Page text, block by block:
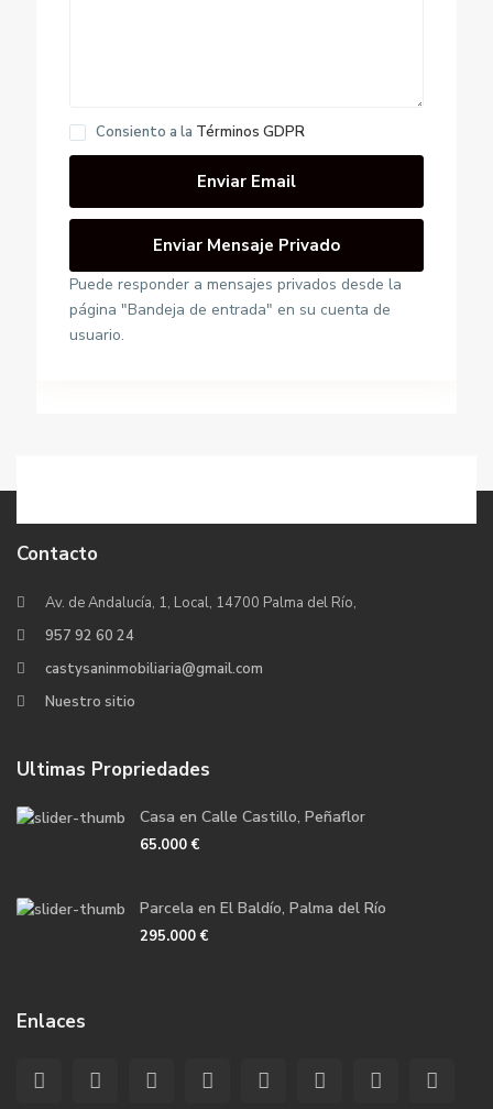
Consiento a la Términos GDPR
Puede responder a mensajes privados desde la
página "Bandeja de entrada" en su cuenta de
usuario.
Contacto
Av. de Andalucía, 1, Local, 14700 Palma del Río,
957 92 60 24
castysaninmobiliaria@gmail.com
Nuestro sitio
Ultimas Propriedades
Casa en Calle Castillo, Peñaflor
65.000 €
Parcela en El Baldío, Palma del Río
295.000 €
Enlaces